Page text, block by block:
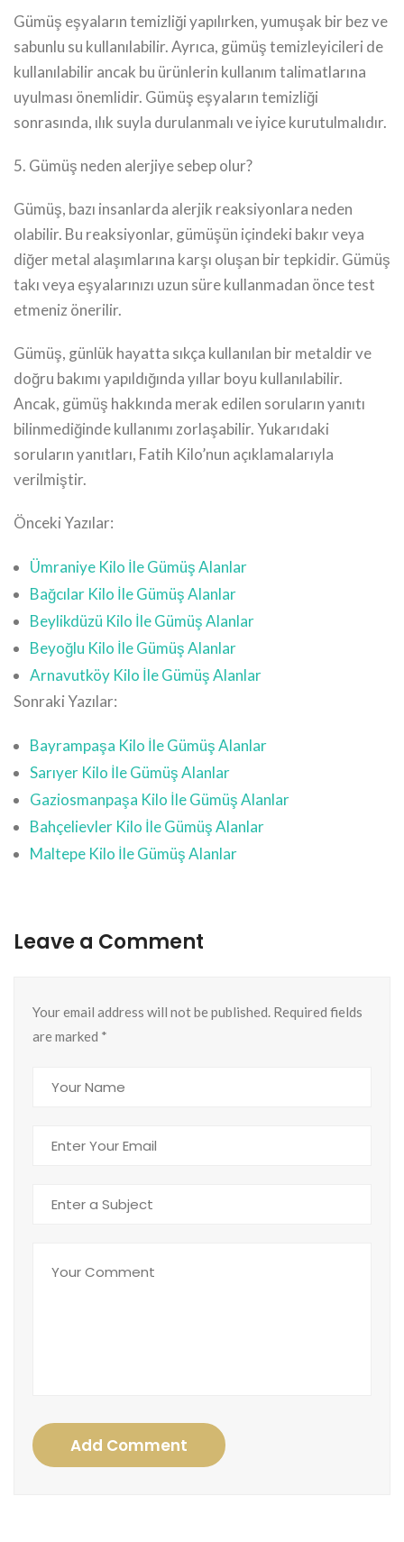
Gümüş eşyaların temizliği yapılırken, yumuşak bir bez ve
sabunlu su kullanılabilir. Ayrıca, gümüş temizleyicileri de
kullanılabilir ancak bu ürünlerin kullanım talimatlarına
uyulması önemlidir. Gümüş eşyaların temizliği
sonrasında, ılık suyla durulanmalı ve iyice kurutulmalıdır.
5. Gümüş neden alerjiye sebep olur?
Gümüş, bazı insanlarda alerjik reaksiyonlara neden
olabilir. Bu reaksiyonlar, gümüşün içindeki bakır veya
diğer metal alaşımlarına karşı oluşan bir tepkidir. Gümüş
takı veya eşyalarınızı uzun süre kullanmadan önce test
etmeniz önerilir.
Gümüş, günlük hayatta sıkça kullanılan bir metaldir ve
doğru bakımı yapıldığında yıllar boyu kullanılabilir.
Ancak, gümüş hakkında merak edilen soruların yanıtı
bilinmediğinde kullanımı zorlaşabilir. Yukarıdaki
soruların yanıtları, Fatih Kilo’nun açıklamalarıyla
verilmiştir.
Önceki Yazılar:
Ümraniye Kilo İle Gümüş Alanlar
Bağcılar Kilo İle Gümüş Alanlar
Beylikdüzü Kilo İle Gümüş Alanlar
Beyoğlu Kilo İle Gümüş Alanlar
Arnavutköy Kilo İle Gümüş Alanlar
Sonraki Yazılar:
Bayrampaşa Kilo İle Gümüş Alanlar
Sarıyer Kilo İle Gümüş Alanlar
Gaziosmanpaşa Kilo İle Gümüş Alanlar
Bahçelievler Kilo İle Gümüş Alanlar
Maltepe Kilo İle Gümüş Alanlar
Leave a Comment
Your email address will not be published. Required fields
are marked *
Add Comment